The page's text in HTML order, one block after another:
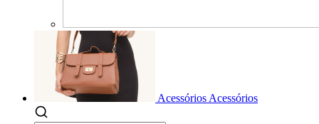
Acessórios Acessórios